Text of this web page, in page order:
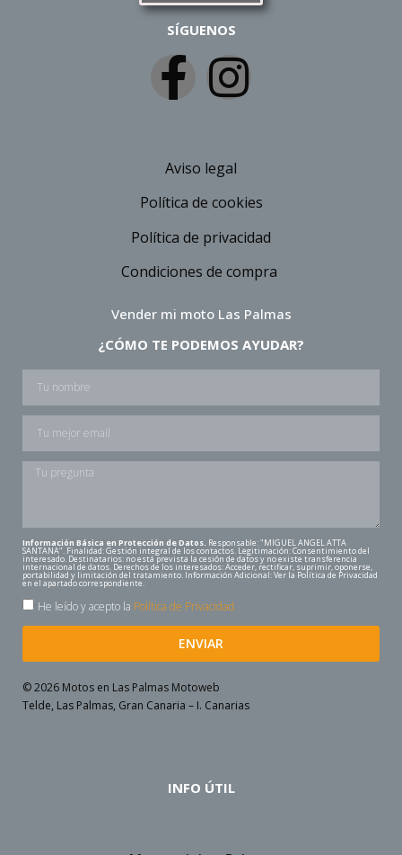
SÍGUENOS
Aviso legal
Política de cookies
Política de privacidad
Condiciones de compra
Vender mi moto Las Palmas
¿CÓMO TE PODEMOS AYUDAR?
Información Básica en Protección de Datos. Responsable: "MIGUEL ANGEL ATTA
SANTANA". Finalidad: Gestión integral de los contactos. Legitimación: Consentimiento del
interesado. Destinatarios: no está prevista la cesión de datos y no existe transferencia
internacional de datos. Derechos de los interesados: Acceder, rectificar, suprimir, oponerse,
portabilidad y limitación del tratamiento. Información Adicional: Ver la Política de Privacidad
en el apartado correspondiente.
He leído y acepto la Política de Privacidad.
ENVIAR
© 2026 Motos en Las Palmas Motoweb
Telde, Las Palmas, Gran Canaria – I. Canarias
INFO ÚTIL